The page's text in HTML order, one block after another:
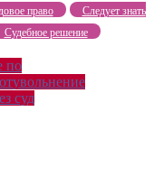
право
Следует знать
Судебное решение
по
увольнение
суд